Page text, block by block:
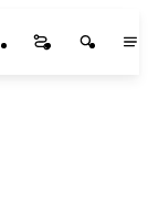
Startseite